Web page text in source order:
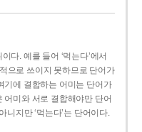
다. 예를 들어 ‘먹는다’에서
적으로 쓰이지 못하므로 단어가
기에 결합하는 어미는 단어가
어미와 서로 결합해야만 단어
니지만 ‘먹는다’는 단어이다.